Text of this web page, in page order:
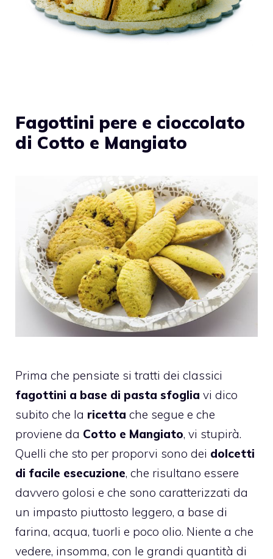
Fagottini pere e cioccolato
di Cotto e Mangiato
Prima che pensiate si tratti dei classici
fagottini a base di pasta sfoglia vi dico
subito che la ricetta che segue e che
proviene da Cotto e Mangiato, vi stupirà.
Quelli che sto per proporvi sono dei dolcetti
di facile esecuzione, che risultano essere
davvero golosi e che sono caratterizzati da
un impasto piuttosto leggero, a base di
farina, acqua, tuorli e poco olio. Niente a che
vedere, insomma, con le grandi quantità di